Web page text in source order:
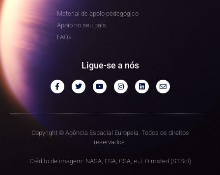
Material de apoio pedagógico
Apoio no seu país
FAQs
Ligue-se a nós
Copyright © Agência Espacial Europeia. Todos os direitos
reservados.
Crédito de imagem: NASA, ESA, CSA, e J. Olmsted (STScI)